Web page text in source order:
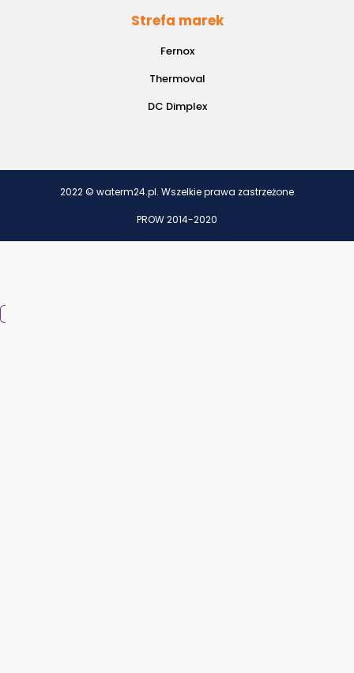
Strefa marek
Fernox
Thermoval
DC Dimplex
2022 © waterm24.pl. Wszelkie prawa zastrzeżone
PROW 2014-2020